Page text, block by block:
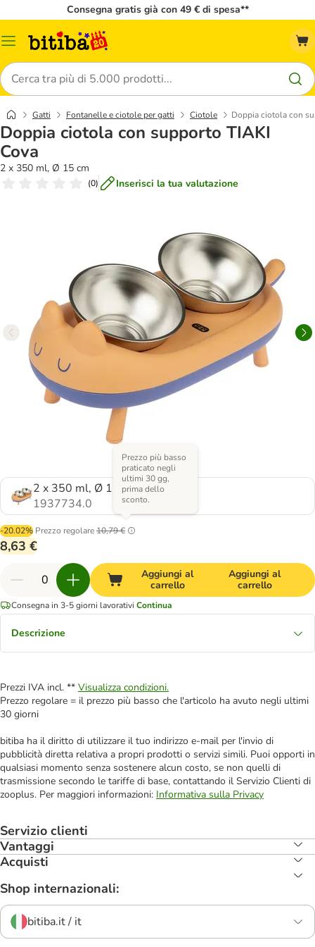
Consegna gratis già con 49 € di spesa**
Overview
Cerca
Gatti Fontanelle e ciotole per gatti Ciotole Doppia ciotola con
Doppia ciotola con supporto TIAKI
Cova
2 x 350 ml, Ø 15 cm
(0) Inserisci la tua valutazione
2 x 350 ml, Ø 15 cm
1937734.0
-20.02% Prezzo regolare10,79 €
Prezzo più basso
praticato negli
ultimi 30 gg,
prima dello
sconto.
8,63 €
Aggiungi al
carrello
Aggiungi al
carrello
Consegna in 3-5 giorni lavorativi Continua
Descrizione
Prezzi IVA incl. ** Visualizza condizioni.
Prezzo regolare = il prezzo più basso che l'articolo ha avuto negli ultimi
30 giorni
bitiba ha il diritto di utilizzare il tuo indirizzo e-mail per l'invio di
pubblicità diretta relativa a propri prodotti o servizi simili. Puoi opporti in
qualsiasi momento senza sostenere alcun costo, se non quelli di
trasmissione secondo le tariffe di base, contattando il Servizio Clienti di
zooplus. Per maggiori informazioni: Informativa sulla Privacy
Servizio clienti
Vantaggi
Acquisti
Shop internazionali:
bitiba.it / it